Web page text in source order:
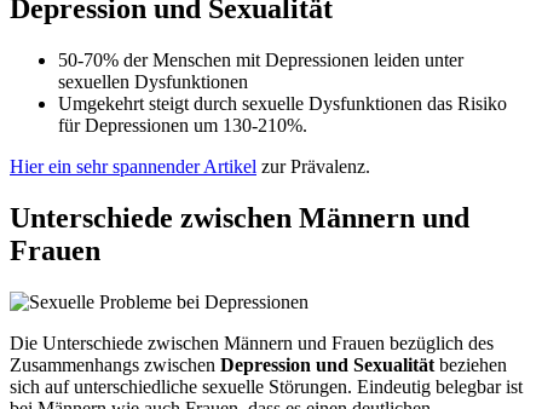
Depression und Sexualität
50-70% der Menschen mit Depressionen leiden unter
sexuellen Dysfunktionen
Umgekehrt steigt durch sexuelle Dysfunktionen das Risiko
für Depressionen um 130-210%.
Hier ein sehr spannender Artikel zur Prävalenz.
Unterschiede zwischen Männern und
Frauen
Die Unterschiede zwischen Männern und Frauen bezüglich des
Zusammenhangs zwischen Depression und Sexualität beziehen
sich auf unterschiedliche sexuelle Störungen. Eindeutig belegbar ist